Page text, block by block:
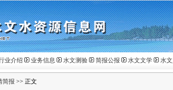
业介绍 业务信息 水文测验 简报公报 水文文学 水
简报 >> 正文